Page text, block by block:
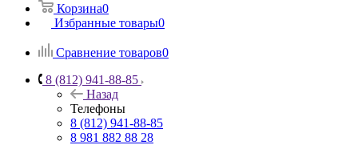
Корзина0
Избранные товары0
Сравнение товаров0
8 (812) 941-88-85
Назад
Телефоны
8 (812) 941-88-85
8 981 882 88 28